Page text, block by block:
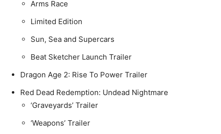
Arms Race
Limited Edition
Sun, Sea and Supercars
Beat Sketcher Launch Trailer
Dragon Age 2: Rise To Power Trailer
Red Dead Redemption: Undead Nightmare
‘Graveyards’ Trailer
‘Weapons’ Trailer